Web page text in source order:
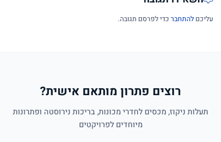
עליכםלהתחברכדי לפרסם תגובה.
רוצים פתרון מותאם אישית?
תעלות ניקוז, מכסים לחדרי מכונות, בריכות נירוסטה ופתרונות
מיוחדים לפרויקטים